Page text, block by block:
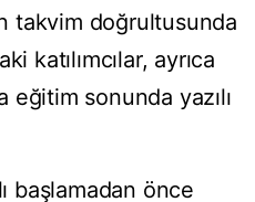
takvim doğrultusunda
katılımcılar, ayrıca
eğitim sonunda yazılı
başlamadan önce